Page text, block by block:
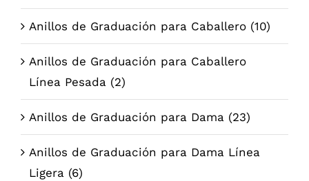
Anillos de Graduación para Caballero (10)
Anillos de Graduación para Caballero
Línea Pesada (2)
Anillos de Graduación para Dama (23)
Anillos de Graduación para Dama Línea
Ligera (6)